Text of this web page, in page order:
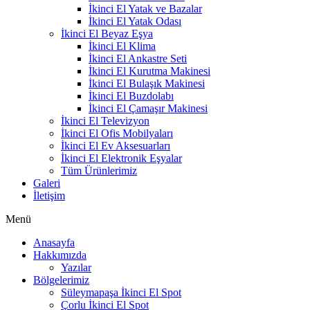
İkinci El Yatak ve Bazalar
İkinci El Yatak Odası
İkinci El Beyaz Eşya
İkinci El Klima
İkinci El Ankastre Seti
İkinci El Kurutma Makinesi
İkinci El Bulaşık Makinesi
İkinci El Buzdolabı
İkinci El Çamaşır Makinesi
İkinci El Televizyon
İkinci El Ofis Mobilyaları
İkinci El Ev Aksesuarları
İkinci El Elektronik Eşyalar
Tüm Ürünlerimiz
Galeri
İletişim
Menü
Anasayfa
Hakkımızda
Yazılar
Bölgelerimiz
Süleymapaşa İkinci El Spot
Çorlu İkinci El Spot